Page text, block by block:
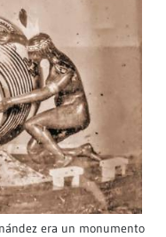
era un monumento